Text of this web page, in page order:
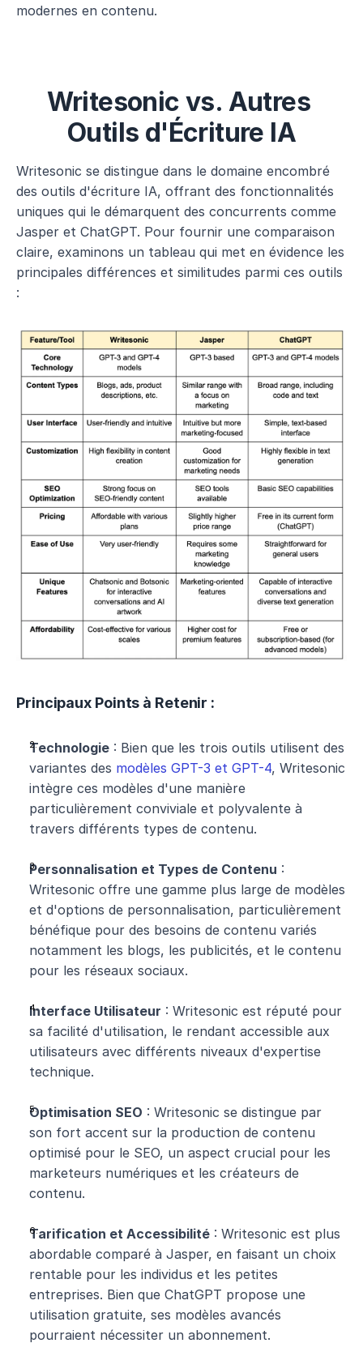
modernes en contenu.
Writesonic vs. Autres
Outils d'Écriture IA
Writesonic se distingue dans le domaine encombré
des outils d'écriture IA, offrant des fonctionnalités
uniques qui le démarquent des concurrents comme
Jasper et ChatGPT. Pour fournir une comparaison
claire, examinons un tableau qui met en évidence les
principales différences et similitudes parmi ces outils
:
Principaux Points à Retenir :
Technologie : Bien que les trois outils utilisent des
variantes des modèles GPT-3 et GPT-4, Writesonic
intègre ces modèles d'une manière
particulièrement conviviale et polyvalente à
travers différents types de contenu.
Personnalisation et Types de Contenu :
Writesonic offre une gamme plus large de modèles
et d'options de personnalisation, particulièrement
bénéfique pour des besoins de contenu variés
notamment les blogs, les publicités, et le contenu
pour les réseaux sociaux.
Interface Utilisateur : Writesonic est réputé pour
sa facilité d'utilisation, le rendant accessible aux
utilisateurs avec différents niveaux d'expertise
technique.
Optimisation SEO : Writesonic se distingue par
son fort accent sur la production de contenu
optimisé pour le SEO, un aspect crucial pour les
marketeurs numériques et les créateurs de
contenu.
Tarification et Accessibilité : Writesonic est plus
abordable comparé à Jasper, en faisant un choix
rentable pour les individus et les petites
entreprises. Bien que ChatGPT propose une
utilisation gratuite, ses modèles avancés
pourraient nécessiter un abonnement.